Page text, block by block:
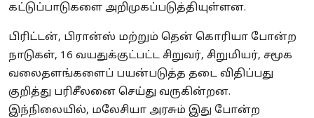
கட்டுப்பாடுகளை அறிமுகப்படுத்தியுள்ளன.
பிரிட்டன், பிரான்ஸ் மற்றும் தென் கொரியா போன்ற
நாடுகள், 16 வயதுக்குட்பட்ட சிறுவர், சிறுமியர், சமூக
வலைதளங்களைப் பயன்படுத்த தடை விதிப்பது
குறித்து பரிசீலனை செய்து வருகின்றன.
இந்நிலையில், மலேசியா அரசும் இது போன்ற